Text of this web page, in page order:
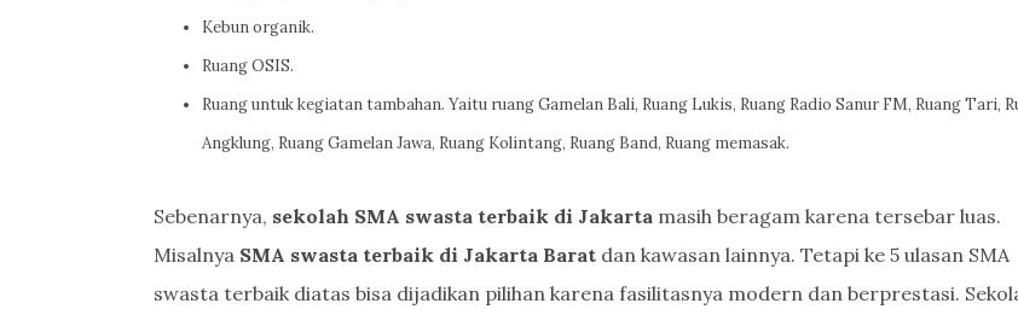
Kebun organik.
Ruang OSIS.
Ruang untuk kegiatan tambahan. Yaitu ruang Gamelan Bali, Ruang Lukis, Ruang Radio Sanur FM, Ruang Tari,
Angklung, Ruang Gamelan Jawa, Ruang Kolintang, Ruang Band, Ruang memasak.
Sebenarnya, sekolah SMA swasta terbaik di Jakarta masih beragam karena tersebar luas.
Misalnya SMA swasta terbaik di Jakarta Barat dan kawasan lainnya. Tetapi ke 5 ulasan SMA
swasta terbaik diatas bisa dijadikan pilihan karena fasilitasnya modern dan berprestasi.